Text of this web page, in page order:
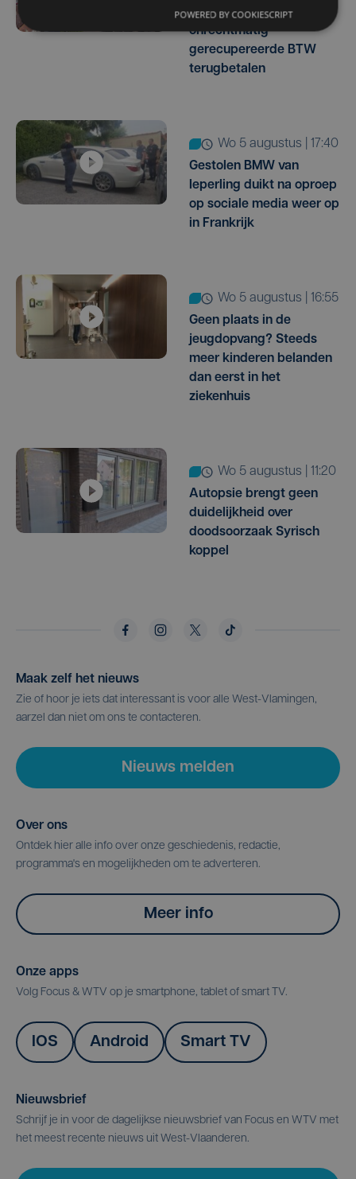
miljoen euro aan
onrechtmatig
gerecupereerde BTW
terugbetalen
wo 5 augustus | 17:40
Gestolen BMW van
Ieperling duikt na oproep
op sociale media weer op
in Frankrijk
wo 5 augustus | 16:55
Geen plaats in de
jeugdopvang? Steeds
meer kinderen belanden
dan eerst in het
ziekenhuis
wo 5 augustus | 11:20
Autopsie brengt geen
duidelijkheid over
doodsoorzaak Syrisch
koppel
Maak zelf het nieuws
Zie of hoor je iets dat interessant is voor alle West-Vlamingen,
aarzel dan niet om ons te contacteren.
Nieuws melden
Over ons
Ontdek hier alle info over onze geschiedenis, redactie,
programma's en mogelijkheden om te adverteren.
Meer info
Onze apps
Volg Focus & WTV op je smartphone, tablet of smart TV.
IOS Android Smart TV
Nieuwsbrief
Schrijf je in voor de dagelijkse nieuwsbrief van Focus en WTV met
het meest recente nieuws uit West-Vlaanderen.
POWERED BY COOKIESCRIPT